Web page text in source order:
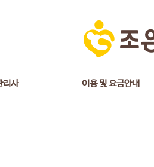
리사 이용 및 요금안내